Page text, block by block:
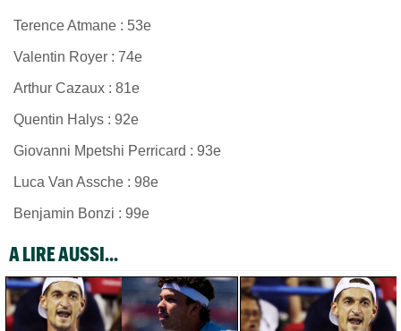
Terence Atmane : 53e
Valentin Royer : 74e
Arthur Cazaux : 81e
Quentin Halys : 92e
Giovanni Mpetshi Perricard : 93e
Luca Van Assche : 98e
Benjamin Bonzi : 99e
A LIRE AUSSI...